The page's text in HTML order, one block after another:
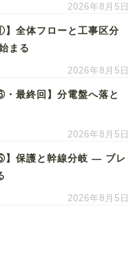
2026年8月5日
】全体フローと工事区分
まる
2026年8月5日
・最終回】分電盤へ落と
2026年8月5日
】保護と幹線分岐 ― ブレ
2026年8月5日